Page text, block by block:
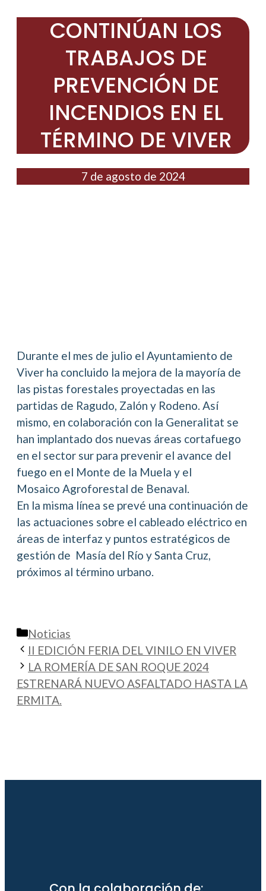
CONTINÚAN LOS
TRABAJOS DE
PREVENCIÓN DE
INCENDIOS EN EL
TÉRMINO DE VIVER
7 de agosto de 2024
Durante el mes de julio el Ayuntamiento de
Viver ha concluido la mejora de la mayoría de
las pistas forestales proyectadas en las
partidas de Ragudo, Zalón y Rodeno. Así
mismo, en colaboración con la Generalitat se
han implantado dos nuevas áreas cortafuego
en el sector sur para prevenir el avance del
fuego en el Monte de la Muela y el
Mosaico Agroforestal de Benaval.
En la misma línea se prevé una continuación de
las actuaciones sobre el cableado eléctrico en
áreas de interfaz y puntos estratégicos de
gestión de Masía del Río y Santa Cruz,
próximos al término urbano.
Categorías
Noticias
II EDICIÓN FERIA DEL VINILO EN VIVER
LA ROMERÍA DE SAN ROQUE 2024
ESTRENARÁ NUEVO ASFALTADO HASTA LA
ERMITA.